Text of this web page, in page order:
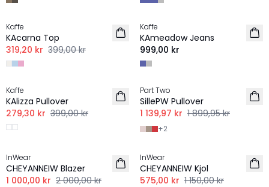
-20%
Kaffe
KAcarna Top
319,20 kr 399,00 kr
NYHET
Kaffe
KAmeadow Jeans
999,00 kr
-30%
Kaffe
KAlizza Pullover
279,30 kr 399,00 kr
-40%
Part Two
SillePW Pullover
1 139,97 kr 1 899,95 kr
+2
InWear
CHEYANNEIW Blazer
1 000,00 kr 2 000,00 kr
-50%
InWear
CHEYANNEIW Kjol
575,00 kr 1 150,00 kr